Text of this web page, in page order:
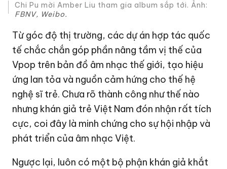
Chi Pu mời Amber Liu tham gia album sắp tới. Ảnh:
FBNV, Weibo.
Từ góc độ thị trường, các dự án hợp tác quốc
tế chắc chắn góp phần nâng tầm vị thế của
Vpop trên bản đồ âm nhạc thế giới, tạo hiệu
ứng lan tỏa và nguồn cảm hứng cho thế hệ
nghệ sĩ trẻ. Chưa rõ thành công như thế nào
nhưng khán giả trẻ Việt Nam đón nhận rất tích
cực, coi đây là minh chứng cho sự hội nhập và
phát triển của âm nhạc Việt.
Ngược lại, luôn có một bộ phận khán giả khắt